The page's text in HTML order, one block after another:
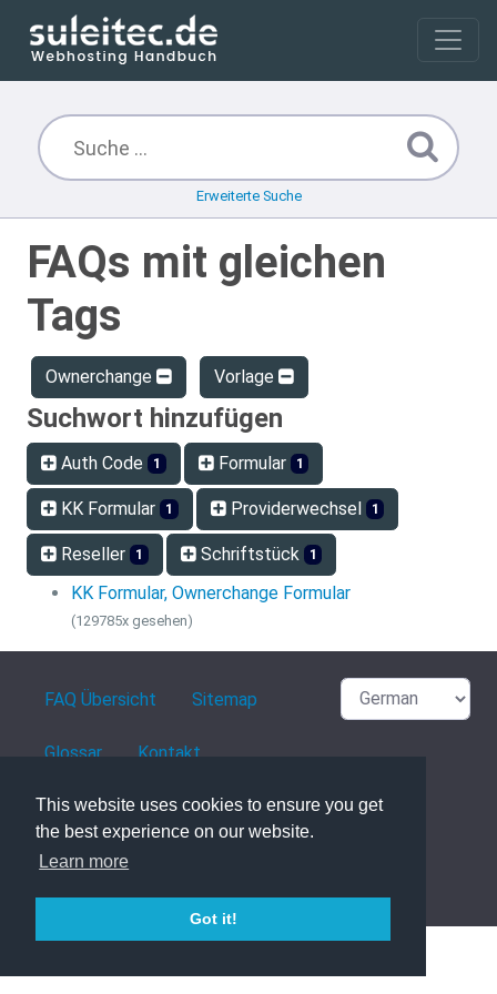
This website uses cookies to ensure you get
the best experience on our website.
Learn more
Got it!
Erweiterte Suche
FAQs mit gleichen
Tags
Ownerchange Vorlage
Suchwort hinzufügen
Auth Code 1 Formular 1
KK Formular 1 Providerwechsel 1
Reseller 1 Schriftstück 1
KK Formular, Ownerchange Formular
(129785x gesehen)
FAQ Übersicht Sitemap
Glossar Kontakt
Datenschutzerklärung
powered with ❤️ and ☕️ byphpMyFAQ3.1.8